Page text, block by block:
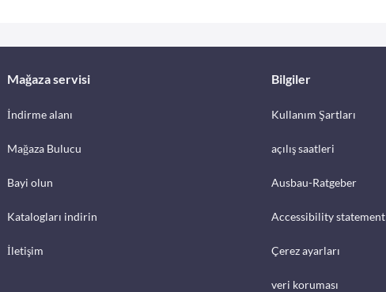
Mağaza servisi
İndirme alanı
Mağaza Bulucu
Bayi olun
Katalogları indirin
İletişim
Bilgiler
Kullanım Şartları
açılış saatleri
Ausbau-Ratgeber
Accessibility statement
Çerez ayarları
veri koruması